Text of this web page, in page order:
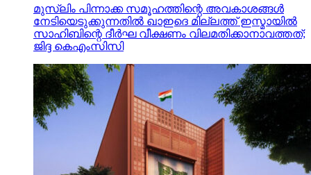
മുസ്ലിം പിന്നാക്ക സമൂഹത്തിന്റെ അവകാശങ്ങള്‍
നേടിയെടുക്കുന്നതില്‍ ഖാഇദെ മില്ലത്ത് ഇസ്മായില്‍
സാഹിബിന്റെ ദീര്‍ഘ വീക്ഷണം വിലമതിക്കാനാവത്തത്;
ജിദ്ദ കെഎംസിസി